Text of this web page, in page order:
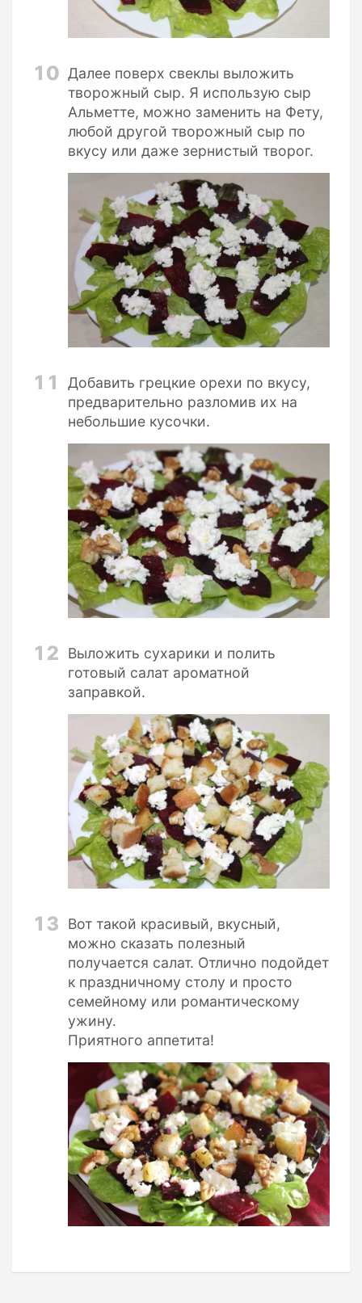
10 Далее поверх свеклы выложить
творожный сыр. Я использую сыр
Альметте, можно заменить на Фету,
любой другой творожный сыр по
вкусу или даже зернистый творог.
11
Добавить грецкие орехи по вкусу,
предварительно разломив их на
небольшие кусочки.
12
Выложить сухарики и полить
готовый салат ароматной
заправкой.
13
Вот такой красивый, вкусный,
можно сказать полезный
получается салат. Отлично подойдет
к праздничному столу и просто
семейному или романтическому
ужину.
Приятного аппетита!